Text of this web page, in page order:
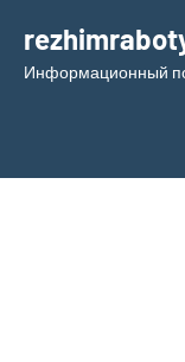
содержимому
Информационный